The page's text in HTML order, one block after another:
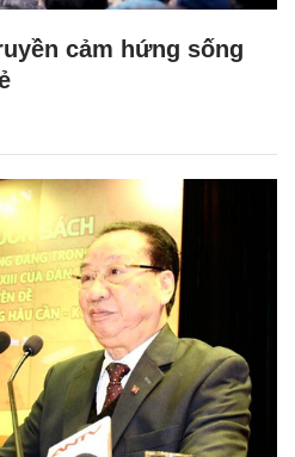
cảm hứng sống